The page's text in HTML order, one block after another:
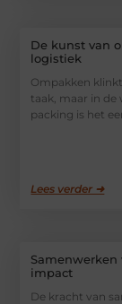
De kunst van
logistiek
Ompakken
taak, maar in de
packing is het
Lees verder ➜
impact
De kracht van